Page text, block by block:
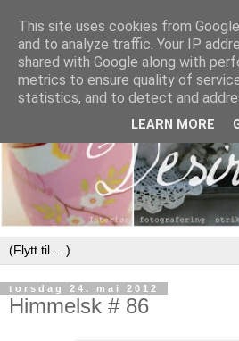
torsdag 24. mai 2012
Himmelsk # 86
This site uses cookies from
and to analyze traffic. Your IP
shared with Google along with
metrics to ensure quality of
statistics, and to detect and
LEARN MORE